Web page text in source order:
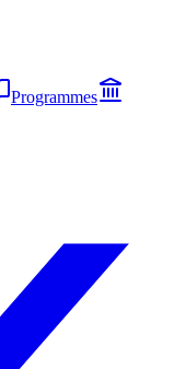
Programmes